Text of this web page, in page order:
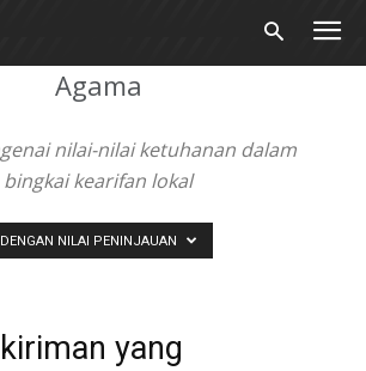
Agama
nilai-nilai ketuhanan dalam
bingkai kearifan lokal
DENGAN NILAI PENINJAUAN
yang